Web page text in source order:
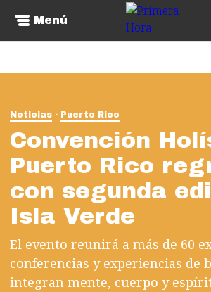
Menú
Noticias Puerto Rico
Convención
Puerto Rico
con segunda
Isla Verde
El evento reunirá a más de 60
conferencias y experiencias de
integran mente, cuerpo y